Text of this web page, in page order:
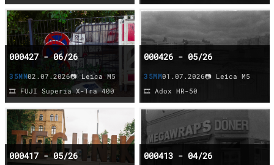
000427 - 06/26
35MM02.07.2026📷 Leica M5
🎞️ FUJI Superia X-Tra 400
000426 - 05/26
35MM01.07.2026📷 Leica M5
🎞️ Adox HR-50
000417 - 05/26 000413 - 04/26